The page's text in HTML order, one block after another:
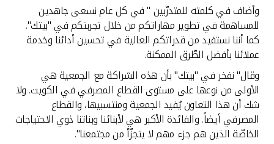
مملكة البحرين
وأضاف في كلمته للمتدرّبين " في كل عام نسعى جاهدين
للمساهمة في تطوير مهاراتكم من خلال تجربتكم في "بيتك".
كما أننا نستفيد من قدراتكم العالية في تحسين أدائنا وخدمة
عملائنا بأفضل الطّرق الممكنة.
وقال" نفخر في "بيتك" بأن هذه الشراكة مع الجمعية هي
الأولى من نوعها على مستوى القطاع المصرفي في الكويت. ولا
شك أن هذا التعاون يُفيد الجمعية ومنتسبيها، والقطاع
المصرفي أيضاً. والفائدة الأكبر هي لأبنائنا وبناتنا ذوي الاحتياجات
الخاصّة الذين هم جزء مهم لا يتجزّأ من مجتمعنا".